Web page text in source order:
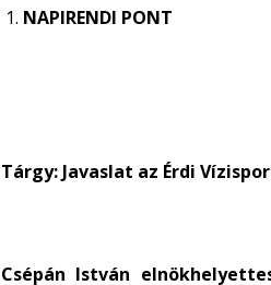
1. NAPIRENDI PONT
Tárgy: Javaslat az Érdi
Csépán István